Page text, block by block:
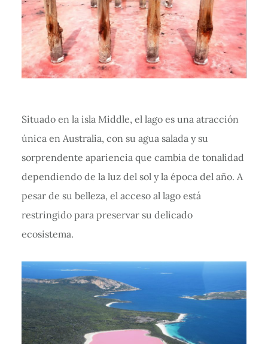
Situado en la isla Middle, el lago es una atracción
única en Australia, con su agua salada y su
sorprendente apariencia que cambia de tonalidad
dependiendo de la luz del sol y la época del año. A
pesar de su belleza, el acceso al lago está
restringido para preservar su delicado
ecosistema.